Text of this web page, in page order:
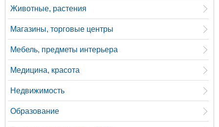
Животные, растения
Магазины, торговые центры
Мебель, предметы интерьера
Медицина, красота
Недвижимость
Образование